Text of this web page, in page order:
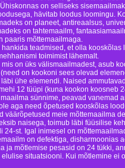
on selliseks
hävitab loodus loomingu.
on planeet, antireaalsus,
on tahtemaailm,
paaris mõttemaailmaga.
hankida teadmised, et olla
toimimist lähemalt.
on üks välismaailmadest, asub
on kookoni sees olevad
ühe elemendi. Naised
12 tüüpi (kuna kookon koosneb
sünnime, peavad vanemad
aga need õpetused kooskõlas
väärõpetused meie mõttemaailma
naisega, toimub läbi füüsilise
24-st. Igal inimesel on
on defektiga, disharmoonias
ja mõtlemise pesasid on 24 tükki,
elulise situatsiooni. Kui mõtlemine